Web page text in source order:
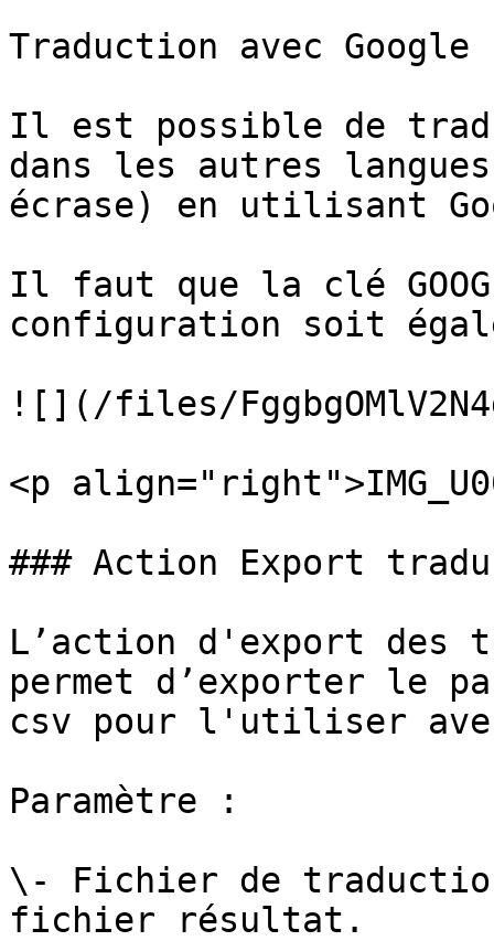
Traduction avec
Il est possible de
dans les autres
écrase) en utilisant
Il faut que la clé
configuration soit
![](/files/
<p
### Action Export
L’action d'export des
permet d’exporter le
csv pour l'utiliser
Paramètre :
\- Fichier de traduction
fichier résultat.